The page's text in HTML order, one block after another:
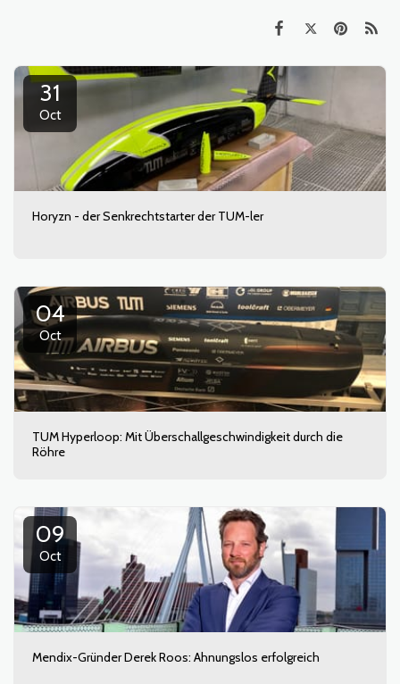
31
Oct
Horyzn - der Senkrechtstarter der TUM-ler
04
Oct
TUM Hyperloop: Mit Überschallgeschwindigkeit durch die
Röhre
09
Oct
Mendix-Gründer Derek Roos: Ahnungslos erfolgreich